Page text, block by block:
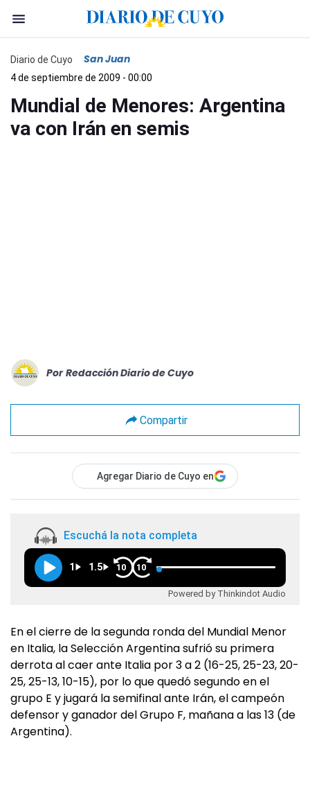
Diario de Cuyo San Juan
4 de septiembre de 2009 - 00:00
Mundial de Menores: Argentina
va con Irán en semis
Por Redacción Diario de Cuyo
Compartir
Agregar Diario de Cuyo en
Escuchá la nota completa
1 1.5 10 10
Powered by Thinkindot Audio
En el cierre de la segunda ronda del Mundial Menor
en Italia, la Selección Argentina sufrió su primera
derrota al caer ante Italia por 3 a 2 (16-25, 25-23, 20-
25, 25-13, 10-15), por lo que quedó segundo en el
grupo E y jugará la semifinal ante Irán, el campeón
defensor y ganador del Grupo F, mañana a las 13 (de
Argentina).